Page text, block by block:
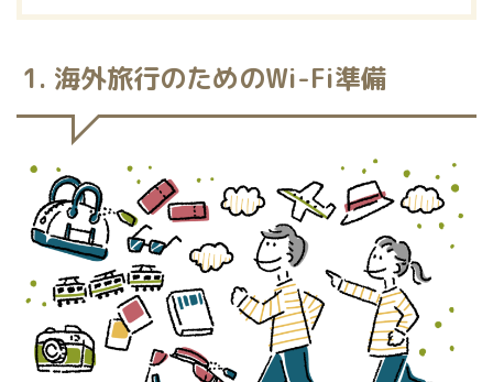
1. 海外旅行のためのWi-Fi準備